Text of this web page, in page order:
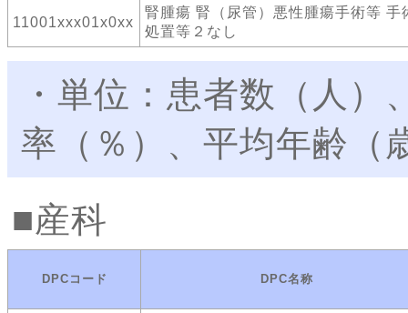
11001xxx01x0xx
腎腫瘍 腎（尿管）悪性腫瘍手術等 手
処置等２なし
・単位：患者数（人
率（％）、平均年齢（
産科
DPCコード DPC名称